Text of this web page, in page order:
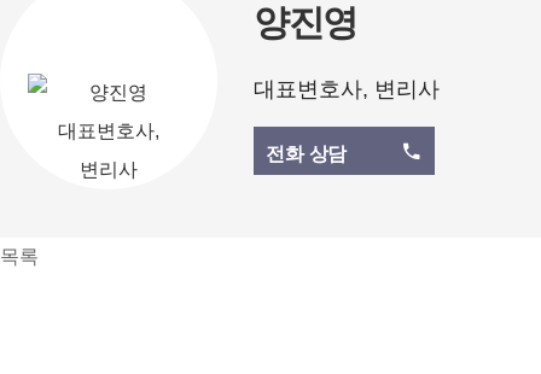
양진영
대표변호사, 변리사
전화 상담
목록